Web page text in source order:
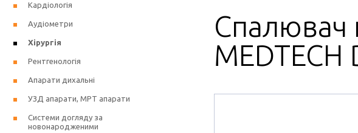
Спалювач
MEDTECH
Кардіологія
Аудіометри
Хірургія
Рентгенологія
Апарати дихальні
УЗД апарати, МРТ апарати
Системи догляду за
новонародженими